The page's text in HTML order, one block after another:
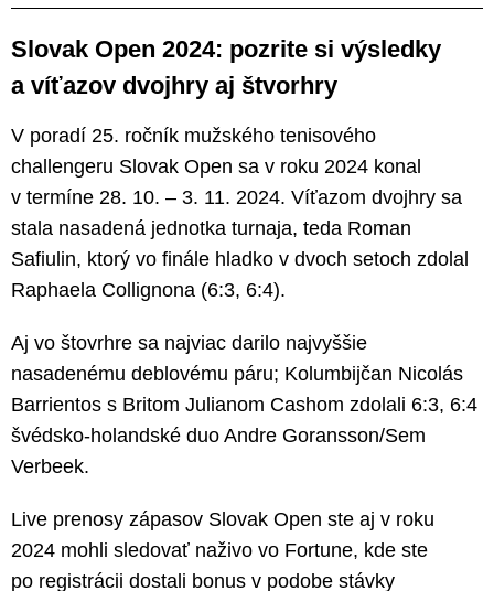
Slovak Open 2024: pozrite si výsledky
a víťazov dvojhry aj štvorhry
V poradí 25. ročník mužského tenisového
challengeru Slovak Open sa v roku 2024 konal
v termíne 28. 10. – 3. 11. 2024. Víťazom dvojhry sa
stala nasadená jednotka turnaja, teda Roman
Safiulin, ktorý vo finále hladko v dvoch setoch zdolal
Raphaela Collignona (6:3, 6:4).
Aj vo štovrhre sa najviac darilo najvyššie
nasadenému deblovému páru; Kolumbijčan Nicolás
Barrientos s Britom Julianom Cashom zdolali 6:3, 6:4
švédsko-holandské duo Andre Goransson/Sem
Verbeek.
Live prenosy zápasov Slovak Open ste aj v roku
2024 mohli sledovať naživo vo Fortune, kde ste
po registrácii dostali bonus v podobe stávky